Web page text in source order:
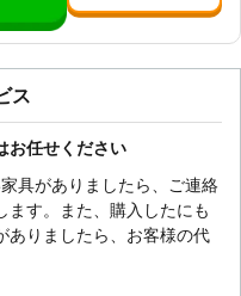
ス
お任せください
具がありましたら、ご連絡
ます。また、購入したにも
ありましたら、お客様の代